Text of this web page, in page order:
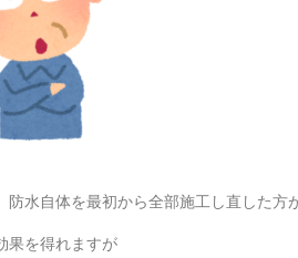
防水自体を最初から全部施工し直した方
果を得れますが